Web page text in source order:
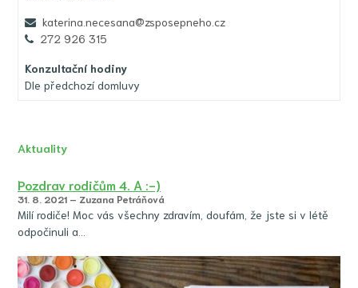
katerina.necesana@zsposepneho.cz
272 926 315
Konzultační hodiny
Dle předchozí domluvy
Aktuality
Pozdrav rodičům 4. A :-)
31. 8. 2021 – Zuzana Petráňová
Milí rodiče! Moc vás všechny zdravím, doufám, že jste si v létě
odpočinuli a…